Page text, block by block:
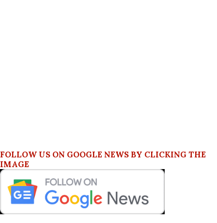
FOLLOW US ON GOOGLE NEWS BY CLICKING THE
IMAGE